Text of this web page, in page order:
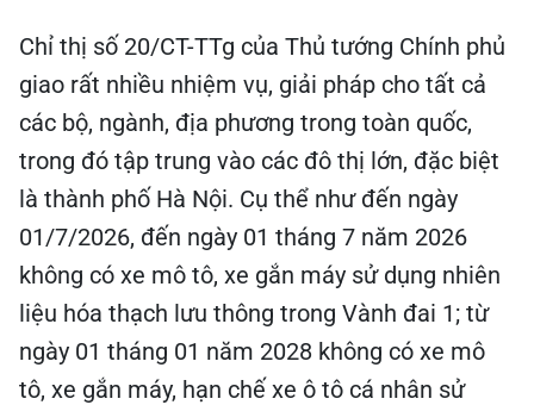
Chỉ thị số 20/CT-TTg của Thủ tướng Chính phủ
giao rất nhiều nhiệm vụ, giải pháp cho tất cả
các bộ, ngành, địa phương trong toàn quốc,
trong đó tập trung vào các đô thị lớn, đặc biệt
là thành phố Hà Nội. Cụ thể như đến ngày
01/7/2026, đến ngày 01 tháng 7 năm 2026
không có xe mô tô, xe gắn máy sử dụng nhiên
liệu hóa thạch lưu thông trong Vành đai 1; từ
ngày 01 tháng 01 năm 2028 không có xe mô
tô, xe gắn máy, hạn chế xe ô tô cá nhân sử